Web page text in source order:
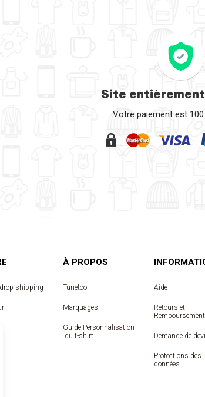
Site
Votre paiement est
shipping
À PROPOS
Tunetoo
Marquages
Guide Personnalisation
du t-shirt
Aide
Retours et
Demande de
Protections des
données